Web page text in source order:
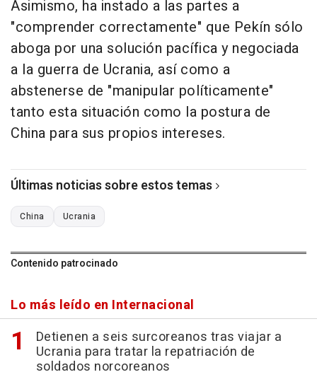
Asimismo, ha instado a las partes a
"comprender correctamente" que Pekín sólo
aboga por una solución pacífica y negociada
a la guerra de Ucrania, así como a
abstenerse de "manipular políticamente"
tanto esta situación como la postura de
China para sus propios intereses.
Últimas noticias sobre estos temas
China Ucrania
Contenido patrocinado
Lo más leído en Internacional
Detienen a seis surcoreanos tras viajar a
Ucrania para tratar la repatriación de
soldados norcoreanos